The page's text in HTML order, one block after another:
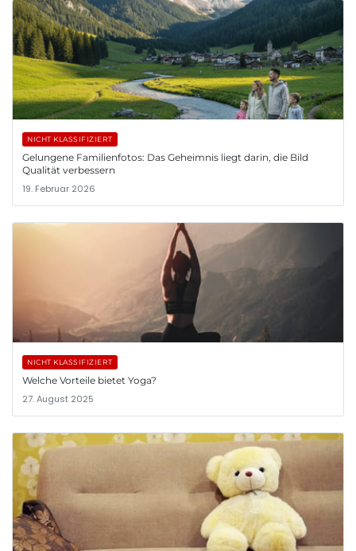
NICHT KLASSIFIZIERT
Gelungene Familienfotos: Das Geheimnis liegt darin, die Bild
Qualität verbessern
19. Februar 2026
NICHT KLASSIFIZIERT
Welche Vorteile bietet Yoga?
27. August 2025